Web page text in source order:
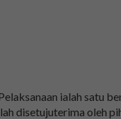
ialah satu
disetujuterima oleh